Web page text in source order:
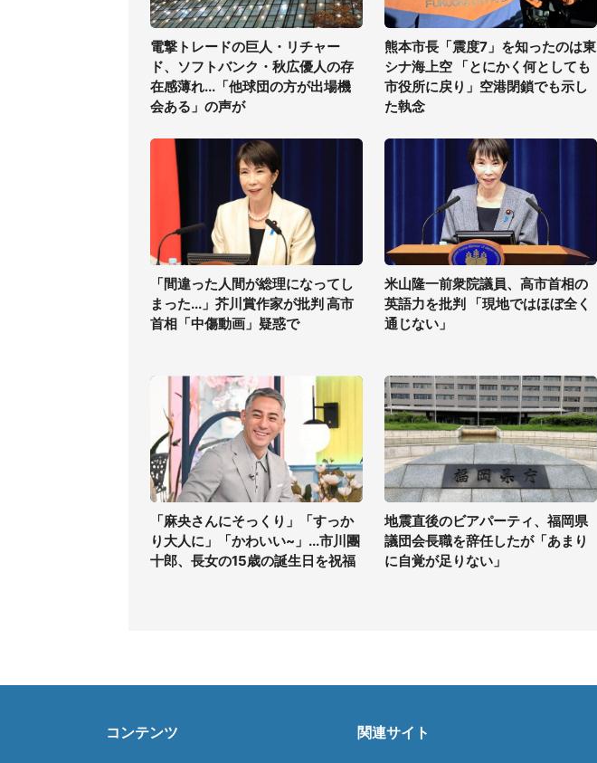
電撃トレードの巨人・リチャー
ド、ソフトバンク・秋広優人の存
在感薄れ...「他球団の方が出場機
会ある」の声が
熊本市長「震度7」を知ったのは東
シナ海上空 「とにかく何としても
市役所に戻り」空港閉鎖でも示し
た執念
「間違った人間が総理になってし
まった...」芥川賞作家が批判 高市
首相「中傷動画」疑惑で
米山隆一前衆院議員、高市首相の
英語力を批判 「現地ではほぼ全く
通じない」
「麻央さんにそっくり」「すっか
り大人に」「かわいい~」...市川團
十郎、長女の15歳の誕生日を祝福
地震直後のビアパーティ、福岡県
議団会長職を辞任したが「あまり
に自覚が足りない」
コンテンツ 関連サイト